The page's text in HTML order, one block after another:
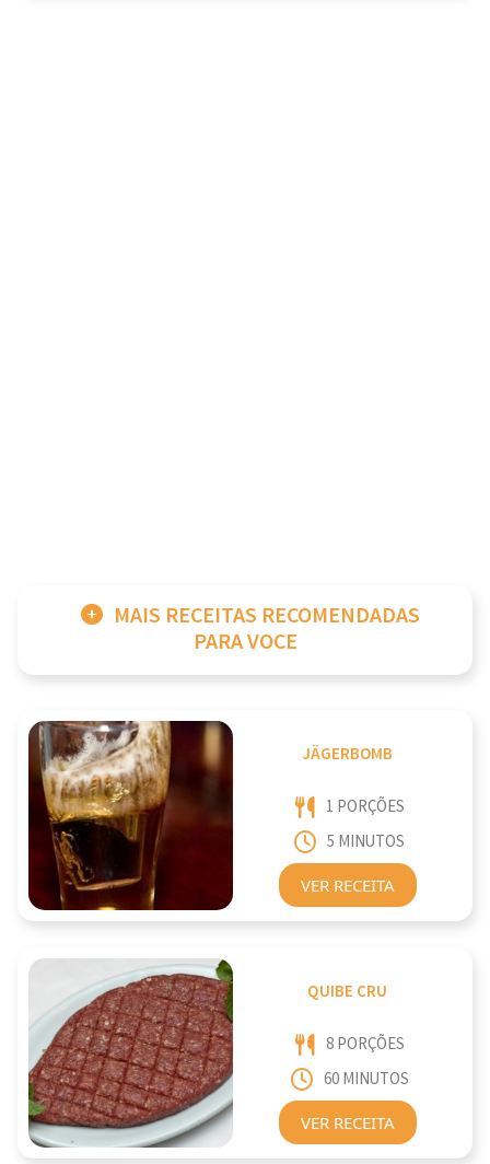
MAIS RECEITAS RECOMENDADAS
PARA VOCE
JÄGERBOMB
1 PORÇÕES
5 MINUTOS
VER RECEITA
QUIBE CRU
8 PORÇÕES
60 MINUTOS
VER RECEITA